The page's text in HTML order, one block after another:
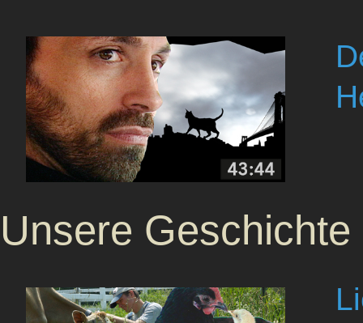
Unsere Geschichte